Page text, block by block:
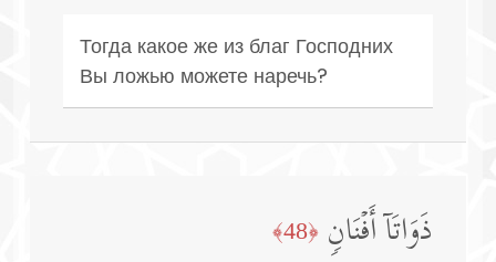
Тогда какое же из благ Господних
Вы ложью можете наречь?
ذَوَاتَاۤ أَفۡنَانࣲ ﴿48﴾